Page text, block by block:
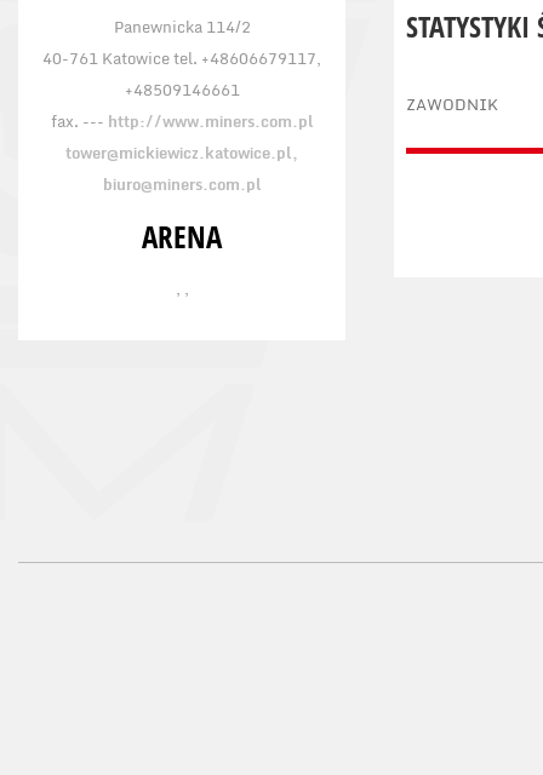
Panewnicka 114/2
40-761 Katowice tel. +48606679117,
+48509146661
fax. --- http://www.miners.com.pl
tower@mickiewicz.katowice.pl,
biuro@miners.com.pl
ARENA
, ,
STATYSTYKI
ZAWODNIK